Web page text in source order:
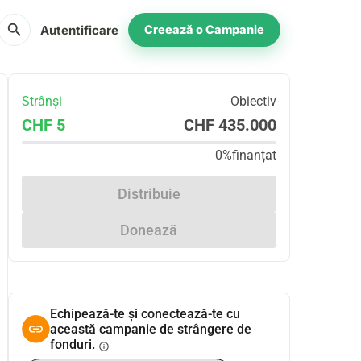
search Autentificare Creează o Campanie
Strânși Obiectiv
CHF 5 CHF 435.000
0%finanțat
Distribuie
Donează
Echipează-te și conectează-te cu
această campanie de strângere de
fonduri. info